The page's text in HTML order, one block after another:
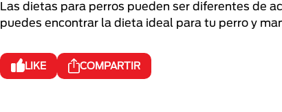
Las dietas para perros pueden ser diferentes de
puedes encontrar la dieta ideal para tu perro y
LIKE COMPARTIR